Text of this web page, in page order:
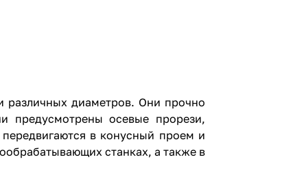
различных диаметров. Они прочно
предусмотрены осевые прорези,
в конусный проем и
станках, а также в